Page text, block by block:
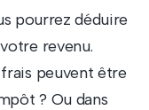
pourrez déduire
revenu.
peuvent être
? Ou dans